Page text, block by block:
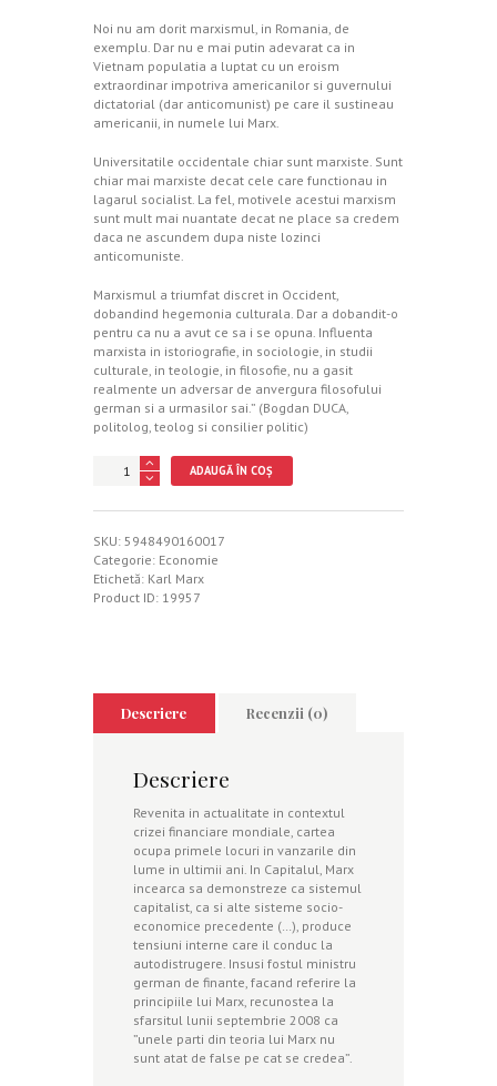
Noi nu am dorit marxismul, in Romania, de
exemplu. Dar nu e mai putin adevarat ca in
Vietnam populatia a luptat cu un eroism
extraordinar impotriva americanilor si guvernului
dictatorial (dar anticomunist) pe care il sustineau
americanii, in numele lui Marx.
Universitatile occidentale chiar sunt marxiste. Sunt
chiar mai marxiste decat cele care functionau in
lagarul socialist. La fel, motivele acestui marxism
sunt mult mai nuantate decat ne place sa credem
daca ne ascundem dupa niste lozinci
anticomuniste.
Marxismul a triumfat discret in Occident,
dobandind hegemonia culturala. Dar a dobandit-o
pentru ca nu a avut ce sa i se opuna. Influenta
marxista in istoriografie, in sociologie, in studii
culturale, in teologie, in filosofie, nu a gasit
realmente un adversar de anvergura filosofului
german si a urmasilor sai.” (Bogdan DUCA,
politolog, teolog si consilier politic)
Cantitate
Capitalul
politice
Vol
I
ADAUGĂ ÎN COȘ
SKU: 5948490160017
Categorie: Economie
Etichetă: Karl Marx
Product ID: 19957
Descriere Recenzii (0)
Descriere
Revenita in actualitate in contextul
crizei financiare mondiale, cartea
ocupa primele locuri in vanzarile din
lume in ultimii ani. In Capitalul, Marx
incearca sa demonstreze ca sistemul
capitalist, ca si alte sisteme socio-
economice precedente (…), produce
tensiuni interne care il conduc la
autodistrugere. Insusi fostul ministru
german de finante, facand referire la
principiile lui Marx, recunostea la
sfarsitul lunii septembrie 2008 ca
”unele parti din teoria lui Marx nu
sunt atat de false pe cat se credea”.